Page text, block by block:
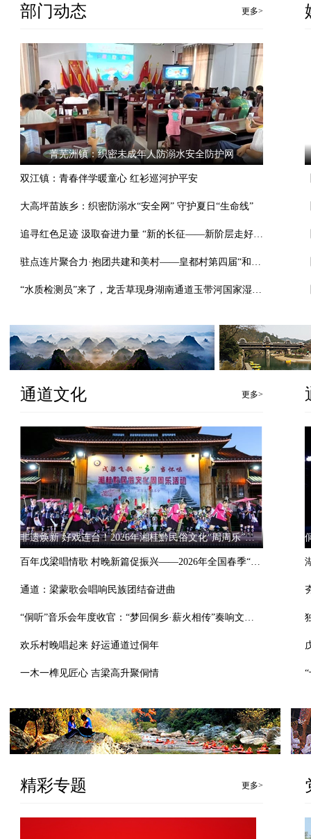
部门动态 更多>
菁芜洲镇：织密未成年人防溺水安全防护网
双江镇：青春伴学暖童心 红衫巡河护平安
大高坪苗族乡：织密防溺水“安全网” 守护夏日“生命线”
追寻红色足迹 汲取奋进力量 “新的长征——新阶层走好新时代长征路”主题教育湖南行活动走进通道
驻点连片聚合力·抱团共建和美村——皇都村第四届“和谐杯”篮球赛开赛
“水质检测员”来了，龙舌草现身湖南通道玉带河国家湿地公园
通道文化 更多>
非遗焕新 好戏连台！2026年湘桂黔民俗文化“周周乐”火热启幕
百年戊梁唱情歌 村晚新篇促振兴——2026年全国春季“村晚”示范展示活动暨湘桂黔原生态大戊梁歌会在通道开幕
通道：梁蒙歌会唱响民族团结奋进曲
“侗听”音乐会年度收官：“梦回侗乡·薪火相传”奏响文化新声
欢乐村晚唱起来 好运通道过侗年
一木一榫见匠心 吉梁高升聚侗情
精彩专题 更多>